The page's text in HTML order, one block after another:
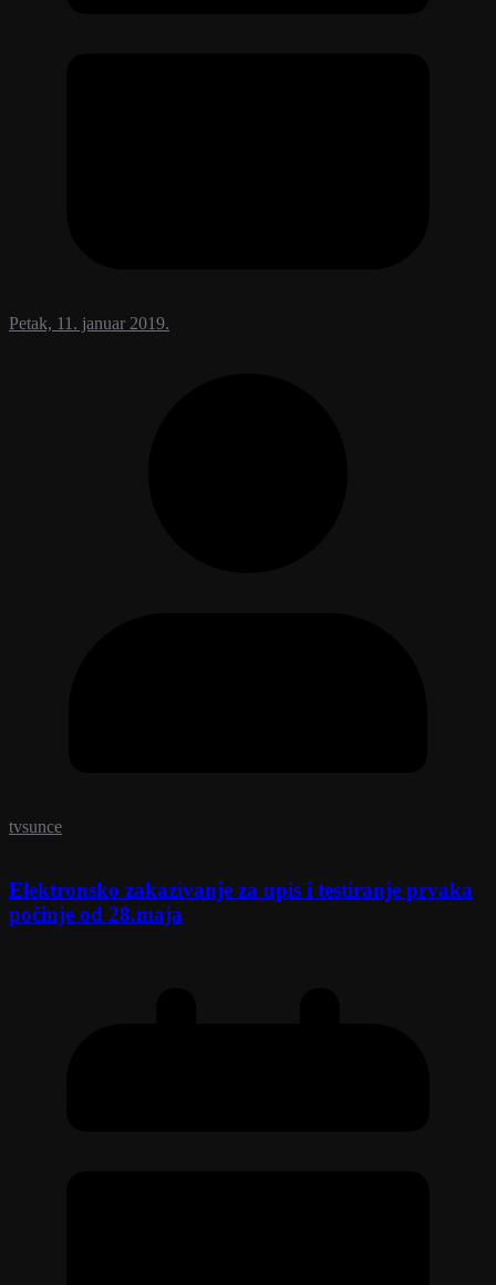
Petak, 11. januar 2019.
tvsunce
Elektronsko zakazivanje za upis i testiranje prvaka
počinje od 28.maja